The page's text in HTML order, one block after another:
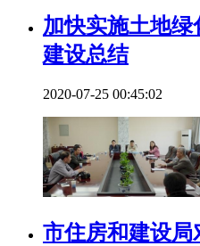
加快实施土地绿
建设总结
2020-07-25 00:45:02
市住房和建设